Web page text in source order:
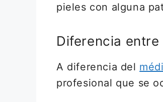
pieles con alguna
Diferencia
A diferencia del
profesional que se